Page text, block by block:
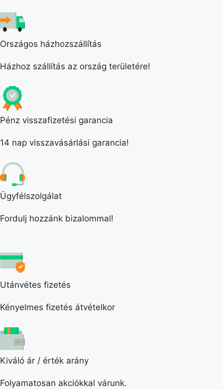
Országos házhozszállítás
Házhoz szállítás az ország területére!
Pénz visszafizetési garancia
14 nap visszavásárlási garancia!
Ügyfélszolgálat
Fordulj hozzánk bizalommal!
Utánvétes fizetés
Kényelmes fizetés átvételkor
Kiváló ár / érték arány
Folyamatosan akciókkal várunk.